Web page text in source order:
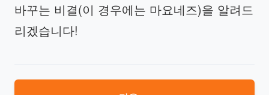
바꾸는 비결(이 경우에는 마요네즈)을 알려드
리겠습니다!